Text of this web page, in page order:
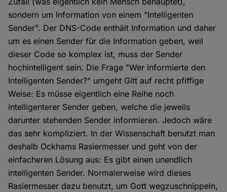
sondern um Information von einem "Intelligenten
Sender". Der DNS-Code enthält Information und daher
um es einen Sender für die Information geben, weil
dieser Code so komplex ist, muss der Sender
hochintelligent sein. Die Frage "Wer informierte den
Intelligenten Sender?" umgeht Gitt auf recht pfiffige
Weise: Es müsse eigentlich eine Reihe noch
intelligenterer Sender geben, welche die jeweils
darunter stehenden Sender informieren. Jedoch wäre
das sehr kompliziert. In der Wissenschaft benutzt man
deshalb Ockhams Rasiermesser und geht von der
einfacheren Lösung aus: Es gibt einen unendlich
intelligenten Sender. Normalerweise wird dieses
Rasiermesser dazu benutzt, um Gott wegzuschnippeln,